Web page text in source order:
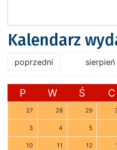
Kalendarz
poprzedni
P W Ś C
27 28 29
3 4 5
10 11 12